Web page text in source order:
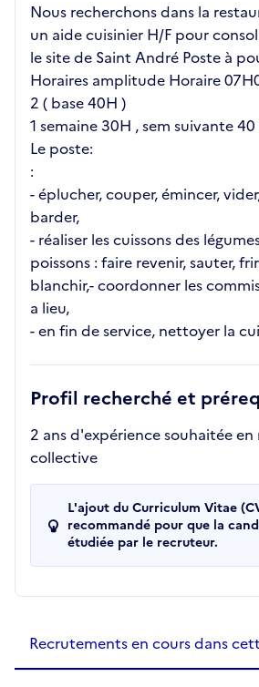
Nous recherchons dans la
un aide cuisinier H/F pour
le site de Saint André Poste à
Horaires amplitude Horaire
2 ( base 40H )
1 semaine 30H , sem suivante 40
Le poste:
:
- éplucher, couper, émincer,
barder,
- réaliser les cuissons des
poissons : faire revenir, sauter,
blanchir,- coordonner les
a lieu,
- en fin de service, nettoyer la
Profil recherché et
2 ans d'expérience souhaitée
collective
L'ajout du Curriculum Vitae
recommandé pour que la
étudiée par le recruteur.
Recrutements en cours dans